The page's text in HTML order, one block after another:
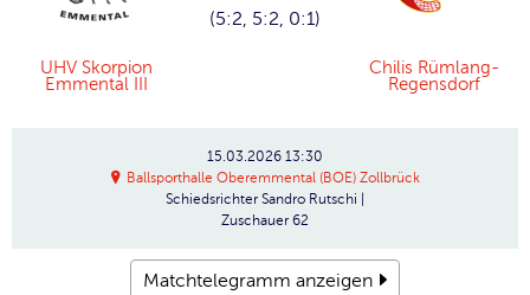
UHV Skorpion
Emmental III
(5:2, 5:2, 0:1)
Chilis Rümlang-
Regensdorf
15.03.2026 13:30
Ballsporthalle Oberemmental (BOE) Zollbrück
Schiedsrichter Sandro Rutschi |
Zuschauer 62
Matchtelegramm anzeigen